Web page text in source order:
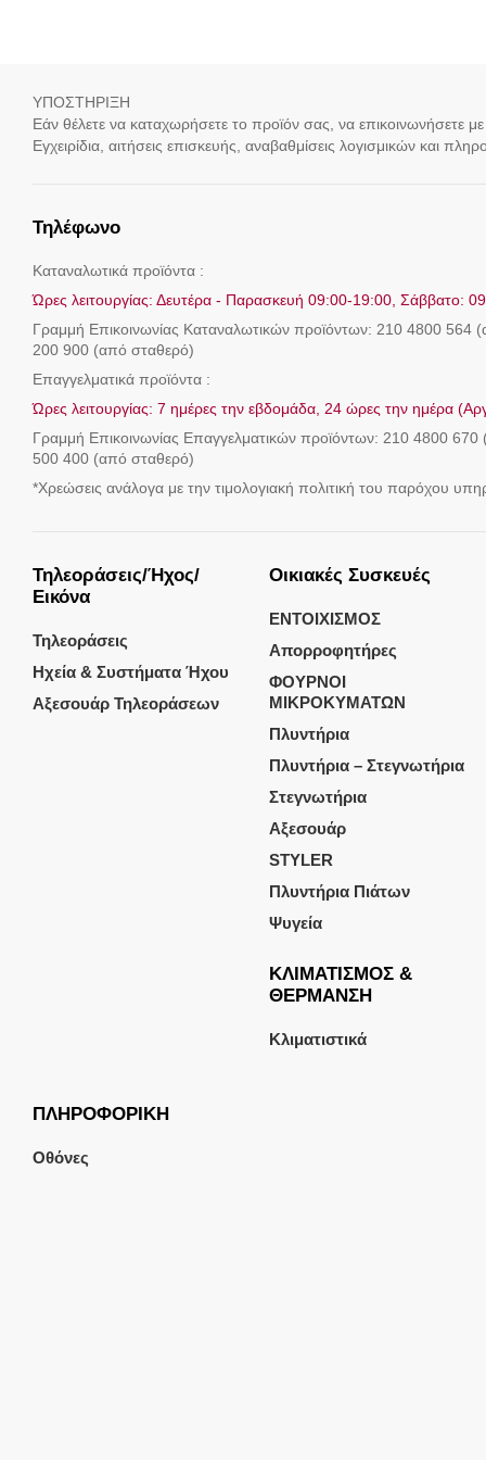
ΥΠΟΣΤΗΡΙΞΗ
Εάν θέλετε να καταχωρήσετε το προϊόν σας, να επικοινωνήσετε
Εγχειρίδια, αιτήσεις επισκευής, αναβαθμίσεις λογισμικών και
Τηλέφωνο
Καταναλωτικά προϊόντα :
Ώρες λειτουργίας: Δευτέρα - Παρασκευή 09:00-19:00, Σάββατο:
Γραμμή Eπικοινωνίας Καταναλωτικών προϊόντων: 210 4800 564
200 900 (από σταθερό)
Επαγγελματικά προϊόντα :
Ώρες λειτουργίας: 7 ημέρες την εβδομάδα, 24 ώρες την ημέρα
Γραμμή Eπικοινωνίας Επαγγελματικών προϊόντων: 210 4800 670
500 400 (από σταθερό)
*Χρεώσεις ανάλογα με την τιμολογιακή πολιτική του παρόχου
Τηλεοράσεις/Ήχος/
Εικόνα
Τηλεοράσεις
Ηχεία & Συστήματα Ήχου
Αξεσουάρ Τηλεοράσεων
Οικιακές Συσκευές
ΕΝΤΟΙΧΙΣΜΟΣ
Απορροφητήρες
ΦΟΥΡΝΟΙ
ΜΙΚΡΟΚΥΜΑΤΩΝ
Πλυντήρια
Πλυντήρια – Στεγνωτήρια
Στεγνωτήρια
Αξεσουάρ
STYLER
Πλυντήρια Πιάτων
Ψυγεία
ΚΛΙΜΑΤΙΣΜΟΣ &
ΘΕΡΜΑΝΣΗ
Κλιματιστικά
ΠΛΗΡΟΦΟΡΙΚΗ
Οθόνες